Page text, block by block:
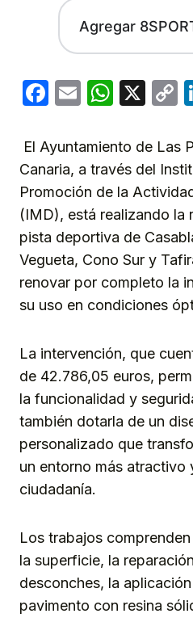
Agregar
Facebook
Email X
El Ayuntamiento de Las
Canaria, a través del
Promoción de la
(IMD), está realizando la
pista deportiva de
Vegueta, Cono Sur y
renovar por completo la
su uso en condiciones
La intervención, que
de 42.786,05 euros,
la funcionalidad y
también dotarla de un
personalizado que
un entorno más atractivo
ciudadanía.
Los trabajos
la superficie, la
desconches, la
pavimento con resina